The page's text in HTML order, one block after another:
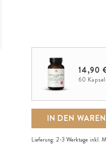
14,90
60
IN DEN
Lieferung: 2-3 Werktage inkl.